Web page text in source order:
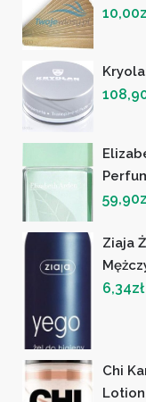
10,00
59,90
Ziaja
6,34zł
Chi